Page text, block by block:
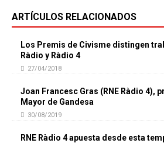
ARTÍCULOS RELACIONADOS
Los Premis de Civisme distingen
Ràdio y Ràdio 4
27/04/2018
Joan Francesc Gras (RNE Ràdio 4),
Mayor de Gandesa
30/08/2019
RNE Ràdio 4 apuesta desde esta